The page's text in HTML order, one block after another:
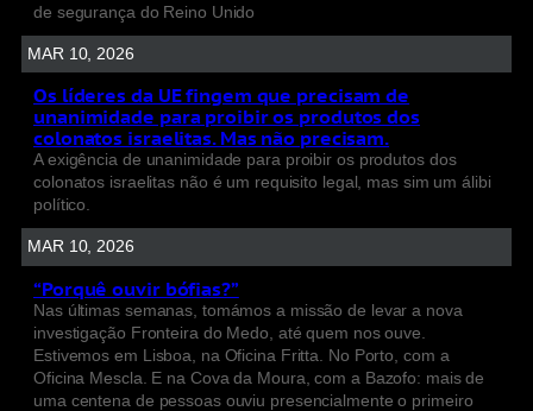
de segurança do Reino Unido
MAR 10, 2026
Os líderes da UE fingem que precisam de
unanimidade para proibir os produtos dos
colonatos israelitas. Mas não precisam.
A exigência de unanimidade para proibir os produtos dos
colonatos israelitas não é um requisito legal, mas sim um álibi
político.
MAR 10, 2026
“Porquê ouvir bófias?”
Nas últimas semanas, tomámos a missão de levar a nova
investigação Fronteira do Medo, até quem nos ouve.
Estivemos em Lisboa, na Oficina Fritta. No Porto, com a
Oficina Mescla. E na Cova da Moura, com a Bazofo: mais de
uma centena de pessoas ouviu presencialmente o primeiro